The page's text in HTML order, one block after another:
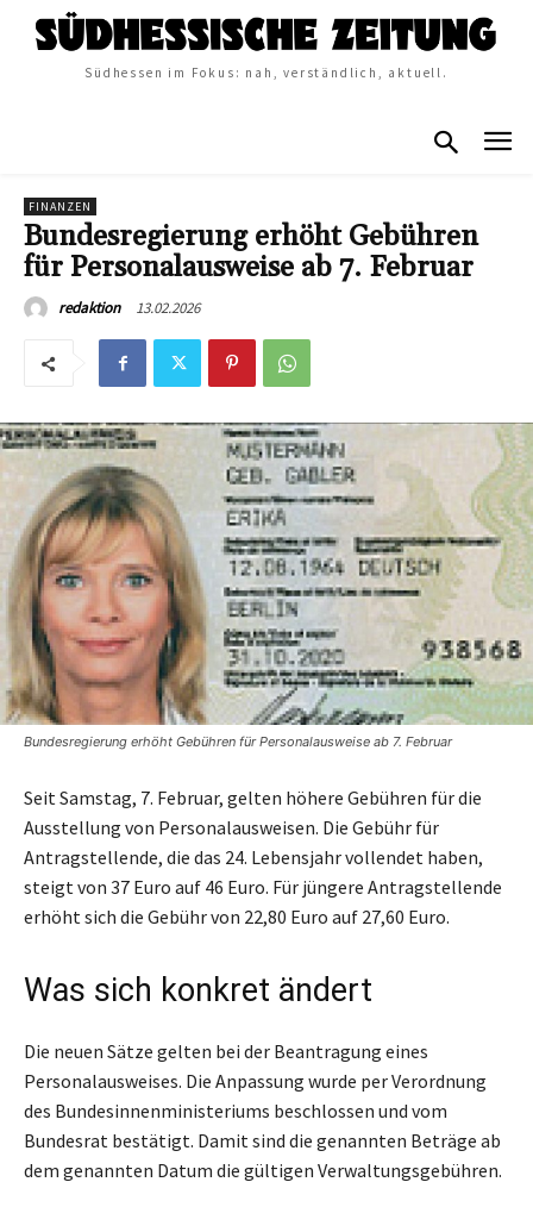
Südhessen im Fokus: nah, verständlich, aktuell.
FINANZEN
Bundesregierung erhöht Gebühren
für Personalausweise ab 7. Februar
redaktion 13.02.2026
Bundesregierung erhöht Gebühren für Personalausweise ab 7. Februar
Seit Samstag, 7. Februar, gelten höhere Gebühren für die
Ausstellung von Personalausweisen. Die Gebühr für
Antragstellende, die das 24. Lebensjahr vollendet haben,
steigt von 37 Euro auf 46 Euro. Für jüngere Antragstellende
erhöht sich die Gebühr von 22,80 Euro auf 27,60 Euro.
Was sich konkret ändert
Die neuen Sätze gelten bei der Beantragung eines
Personalausweises. Die Anpassung wurde per Verordnung
des Bundesinnenministeriums beschlossen und vom
Bundesrat bestätigt. Damit sind die genannten Beträge ab
dem genannten Datum die gültigen Verwaltungsgebühren.